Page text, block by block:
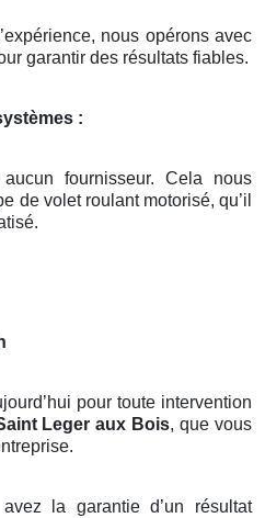
nous opérons avec
garantir des résultats fiables.
:
fournisseur. Cela nous
de volet roulant motorisé, qu’il
pour toute intervention
Leger aux Bois, que vous
la garantie d’un résultat